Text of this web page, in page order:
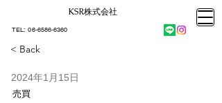
KSR株式会社​
​TEL:06-6586-6360
< Back
2024年1月15日
売買